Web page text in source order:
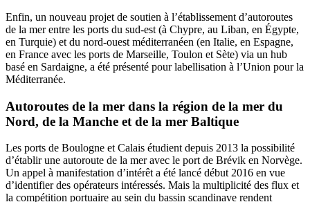
Enfin, un nouveau projet de soutien à l’établissement d’autoroutes
de la mer entre les ports du sud-est (à Chypre, au Liban, en Égypte,
en Turquie) et du nord-ouest méditerranéen (en Italie, en Espagne,
en France avec les ports de Marseille, Toulon et Sète) via un hub
basé en Sardaigne, a été présenté pour labellisation à l’Union pour la
Méditerranée.
Autoroutes de la mer dans la région de la mer du
Nord, de la Manche et de la mer Baltique
Les ports de Boulogne et Calais étudient depuis 2013 la possibilité
d’établir une autoroute de la mer avec le port de Brévik en Norvège.
Un appel à manifestation d’intérêt a été lancé début 2016 en vue
d’identifier des opérateurs intéressés. Mais la multiplicité des flux et
la compétition portuaire au sein du bassin scandinave rendent